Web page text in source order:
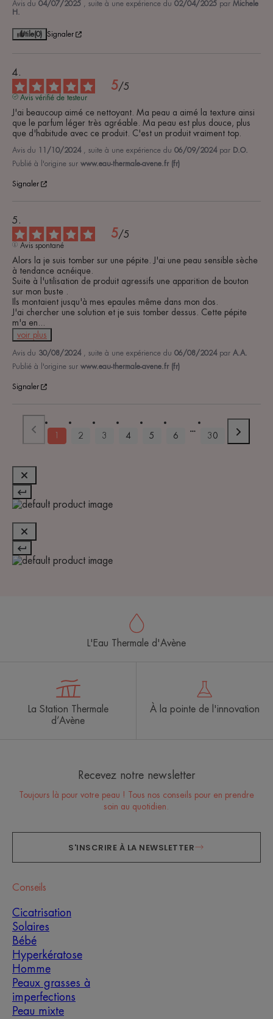
Avis du 04/07/2025 , suite à une expérience du 02/04/2025 par Michele
H.
Utile(0) Signaler
5/5
Avis vérifié de testeur
J'ai beaucoup aimé ce nettoyant. Ma peau a aimé la texture ainsi
que le parfum léger très agréable. Ma peau est plus douce, plus
que d'habitude avec ce produit. C'est un produit vraiment top.
Avis du 11/10/2024 , suite à une expérience du 06/09/2024 par D.O.
Publié à l'origine sur www.eau-thermale-avene.fr (fr)
Signaler
5/5
Avis spontané
Alors la je suis tomber sur une pépite. J'ai une peau sensible sèche
à tendance acnéique.
Suite à l'utilisation de produit agressifs une apparition de bouton
sur mon buste .
Ils montaient jusqu'à mes epaules même dans mon dos.
J'ai chercher une solution et je suis tomber dessus. Cette pépite
m'a en
voir plus
Avis du 30/08/2024 , suite à une expérience du 06/08/2024 par A.A.
Publié à l'origine sur www.eau-thermale-avene.fr (fr)
Signaler
2 3 4 5 6 30
L'Eau Thermale d'Avène
La Station Thermale
d’Avène
À la pointe de l'innovation
Recevez notre newsletter
Toujours là pour votre peau ! Tous nos conseils pour en prendre
soin au quotidien.
S'INSCRIRE À LA NEWSLETTER
Conseils
Cicatrisation
Solaires
Bébé
Hyperkératose
Homme
Peaux grasses à
imperfections
Peau mixte